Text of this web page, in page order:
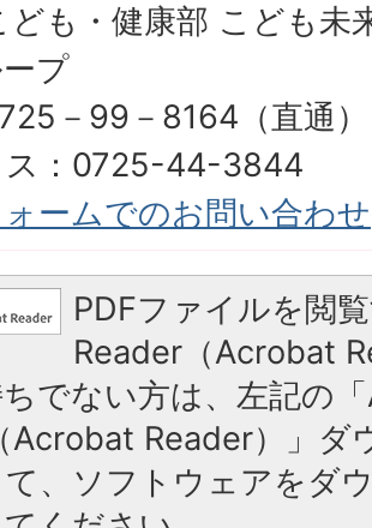
ども・健康部 こども未
プ
－99－8164（直通）
ス：0725-44-3844
ームでのお問い合わせ
PDFファイルを閲
Reader（Acrobat
でない方は、左記の
Acrobat Reader）」ダ
て、ソフトウェアをダ